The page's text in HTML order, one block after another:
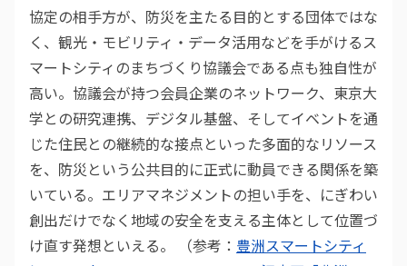
協定の相手方が、防災を主たる目的とする団体ではな
く、観光・モビリティ・データ活用などを手がけるス
マートシティのまちづくり協議会である点も独自性が
高い。協議会が持つ会員企業のネットワーク、東京大
学との研究連携、デジタル基盤、そしてイベントを通
じた住民との継続的な接点といった多面的なリソース
を、防災という公共目的に正式に動員できる関係を築
いている。エリアマネジメントの担い手を、にぎわい
創出だけでなく地域の安全を支える主体として位置づ
け直す発想といえる。 （参考： 豊洲スマートシティ